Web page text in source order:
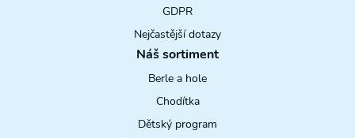
GDPR
Nejčastější dotazy
Náš sortiment
Berle a hole
Chodítka
Dětský program